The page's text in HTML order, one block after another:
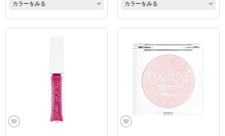
カラーをみる カラーをみる